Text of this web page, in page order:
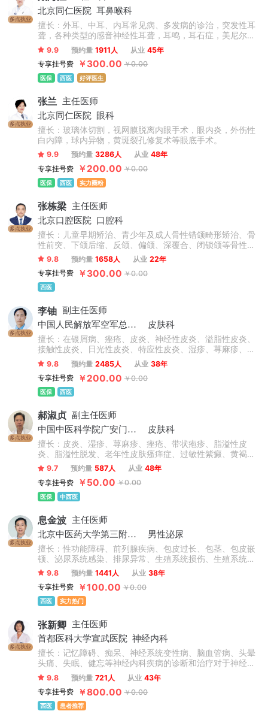
多点执业
北京同仁医院 耳鼻喉科
擅长：外耳、中耳、内耳常见病、多发病的诊治，突发性耳
聋，各种类型的感音神经性耳聋，耳鸣，耳石症，美尼尔氏
病等疾病的内外科治疗。先天性外中耳畸形的听力重建和整
形；慢性化脓性中耳炎的外科治疗，咽鼓管的解剖学研究，
义耳的临床和基础研究等。
9.9 预约量 1911人 从业 45年
专享挂号费
￥300.00 ￥0.00
医保 西医 好评医生
多点执业
张兰 主任医师
北京同仁医院
眼科
擅长：玻璃体切割，视网膜脱离内眼手术，眼内炎，外伤性
白内障，球内异物，黄斑裂孔修复术等眼底手术。
9.9 预约量 3286人 从业 48年
专享挂号费
￥200.00 ￥0.00
医保 西医 实力圈粉
多点执业
张栋梁 主任医师
北京口腔医院
口腔科
擅长：儿童早期矫治、青少年及成人骨性错颌畸形矫治、骨
性前突、下颌后缩、反颌、偏颌、深覆合、闭锁颌等骨性问
题矫治，不拔牙矫治技术，微种植支抗技术，正畸-正颌联合
治疗，牙周-正畸联合治疗，数字化舌侧及无托槽隐形矫治技
术，复杂病例矫治。累计完成矫治案例数万例。
9.8 预约量 1658人 从业 22年
专享挂号费
￥300.00 ￥0.00
西医
多点执业
李铀 副主任医师
中国人民解放军空军总医院
皮肤科
擅长：在银屑病、痤疮、皮炎、神经性皮炎、溢脂性皮炎、
接触性皮炎、日光性皮炎、特应性皮炎、湿疹、荨麻疹、慢
性荨麻疹、急性荨麻疹、丘疹性荨麻疹、胆碱能性荨麻疹等
心身性皮肤病诊治方面有独到的见解和特色。
9.8 预约量 2485人 从业 38年
专享挂号费
￥200.00 ￥0.00
医保 西医
多点执业
郝淑贞 副主任医师
中国中医科学院广安门医院
皮肤科
擅长：皮炎、湿疹、荨麻疹、痤疮、带状疱疹、脂溢性皮
炎、脂溢性脱发、老年性皮肤瘙痒症、过敏性紫癜、黄褐
斑、银屑病、白癜风、扁平疣等皮肤病的诊断及治疗。
9.7 预约量 587人 从业 48年
专享挂号费
￥50.00 ￥0.00
医保 中西医
多点执业
息金波 主任医师
北京中医药大学第三附属医院
男性泌尿
擅长：性功能障碍、前列腺疾病、包皮过长、包茎、包皮嵌
顿、泌尿系统感染、排尿异常、生殖系统损伤、生殖系统感
染、男性不育症、睾丸疾病。
9.8 预约量 1441人 从业 38年
专享挂号费
￥100.00 ￥0.00
西医 实力热门
多点执业
张新卿 主任医师
首都医科大学宣武医院 神经内科
擅长：记忆障碍、痴呆、神经系统变性病、脑血管病、头晕
头痛、失眠、健忘等神经内科疾病的诊断和治疗对于神经内
科的疾病具有非常丰富的临床经验，如脑卒中、焦虑抑郁、
失眠健忘、脑供血不足、脑梗死、脑出血、记忆力减退等。
9.8 预约量 721人 从业 43年
专享挂号费
￥800.00 ￥0.00
西医 患者推荐